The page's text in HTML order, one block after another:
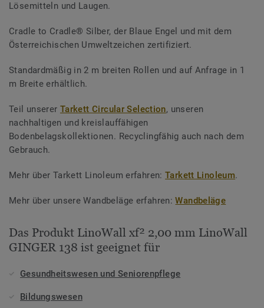
Lösemitteln und Laugen.
Cradle to Cradle® Silber, der Blaue Engel und mit dem
Österreichischen Umweltzeichen zertifiziert.
Standardmäßig in 2 m breiten Rollen und auf Anfrage in 1
m Breite erhältlich.
Teil unserer Tarkett Circular Selection, unseren
nachhaltigen und kreislauffähigen
Bodenbelagskollektionen. Recyclingfähig auch nach dem
Gebrauch.
Mehr über Tarkett Linoleum erfahren:Tarkett Linoleum.
Mehr über unsere Wandbeläge erfahren:Wandbeläge
Das Produkt LinoWall xf² 2,00 mm LinoWall
GINGER 138 ist geeignet für
Gesundheitswesen und Seniorenpflege
Bildungswesen